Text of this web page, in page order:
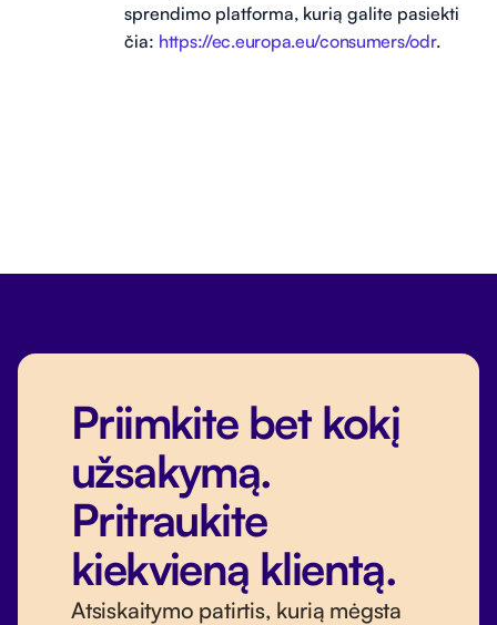
sprendimo platforma, kurią galite pasiekti
čia: https://ec.europa.eu/consumers/odr.
Priimkite bet kokį
užsakymą.
Pritraukite
kiekvieną klientą.
Atsiskaitymo patirtis, kurią mėgsta